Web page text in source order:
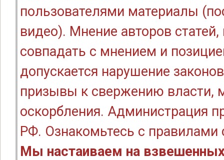
пользователями материалы
видео). Мнение авторов
совпадать с мнением и
допускается нарушение
призывы к свержению власти,
оскорбления. Администрация
РФ. Ознакомьтесь с правилами
Мы настаиваем на